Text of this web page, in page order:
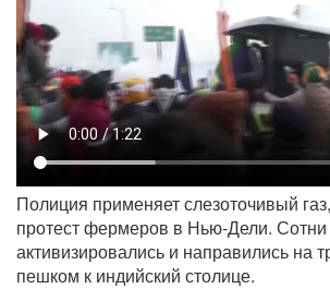
Полиция применяет слезоточивый
протест фермеров в Нью-Дели. Сотни
активизировались и направились на
пешком к индийский столице.